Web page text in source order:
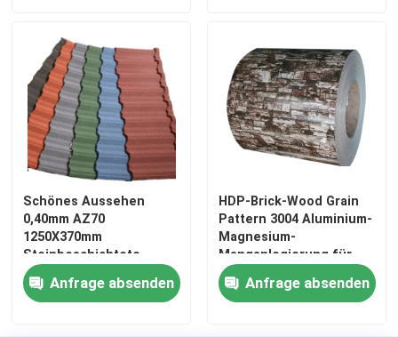
Schönes Aussehen
0,40mm AZ70
1250X370mm
Steinbeschichtete
Metallfliesen
Langlebigkeit 50 Jahre
Anfrage absenden
HDP-Brick-Wood Grain
Pattern 3004 Aluminium-
Magnesium-
Manganlegierung für
Außenwanddekoration
Anfrage absenden